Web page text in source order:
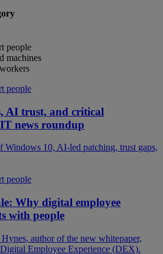
people
machines
people
AI trust, and critical
news roundup
Windows 10, AI-led patching, trust gaps,
people
Why digital employee
with people
author of the new whitepaper,
Employee Experience (DEX).